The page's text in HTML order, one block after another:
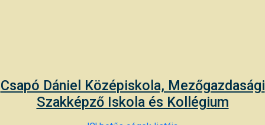
Csapó Dániel Középiskola, Mezőgazdasági
Szakképző Iskola és Kollégium